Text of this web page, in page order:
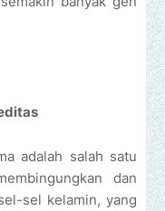
adalah salah satu
dan
sel kelamin, yang